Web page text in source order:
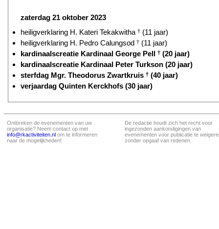
zaterdag 21 oktober 2023
heiligverklaring H. Kateri Tekakwitha † (11 jaar)
heiligverklaring H. Pedro Calungsod † (11 jaar)
kardinaalscreatie Kardinaal George Pell † (20 jaar)
kardinaalscreatie Kardinaal Peter Turkson (20 jaar)
sterfdag Mgr. Theodorus Zwartkruis † (40 jaar)
verjaardag Quinten Kerckhofs (30 jaar)
Ontbreken de evenementen van uw
organisatie? Neem contact op met
info@rkactiviteiten.nl om te informeren
naar de mogelijkheden!
De redactie houdt zich het recht voor
ingezonden aankondigingen van
evenementen voor publicatie te
zonder opgaaf van redenen.